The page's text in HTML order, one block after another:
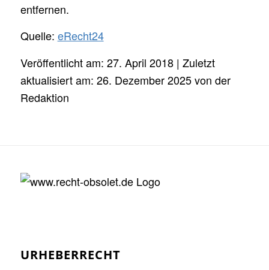
entfernen.
Quelle: eRecht24
Veröffentlicht am: 27. April 2018 | Zuletzt
aktualisiert am: 26. Dezember 2025 von der
Redaktion
URHEBERRECHT